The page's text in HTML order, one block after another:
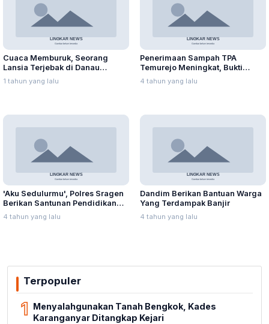
Cuaca Memburuk, Seorang
Lansia Terjebak di Danau
Rawapening Saat Mencari
Enceng Gondok
1 tahun yang lalu
Penerimaan Sampah TPA
Temurejo Meningkat, Bukti
Masyarakat Blora Peduli
Kebersihan
4 tahun yang lalu
'Aku Sedulurmu', Polres Sragen
Berikan Santunan Pendidikan
Anak Yatim Piatu
4 tahun yang lalu
Dandim Berikan Bantuan Warga
Yang Terdampak Banjir
4 tahun yang lalu
Terpopuler
1 Menyalahgunakan Tanah Bengkok, Kades
Karanganyar Ditangkap Kejari